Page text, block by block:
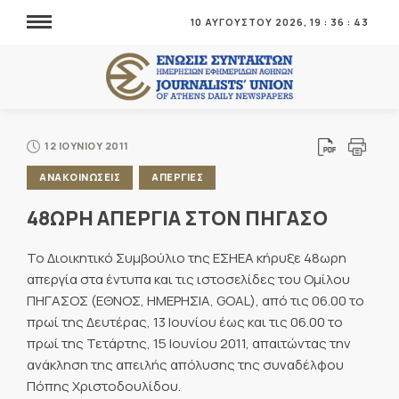
10 ΑΥΓΟΥΣΤΟΥ 2026, 19 : 36 : 43
12 ΙΟΥΝΙΟΥ 2011
ΑΝΑΚΟΙΝΩΣΕΙΣ ΑΠΕΡΓΙΕΣ
48ΩΡΗ ΑΠΕΡΓΙΑ ΣΤΟΝ ΠΗΓΑΣΟ
Το Διοικητικό Συμβούλιο της ΕΣΗΕΑ κήρυξε 48ωρη
απεργία στα έντυπα και τις ιστοσελίδες του Ομίλου
ΠΗΓΑΣΟΣ (ΕΘΝΟΣ, ΗΜΕΡΗΣΙΑ, GOAL), από τις 06.00 το
πρωί της Δευτέρας, 13 Ιουνίου έως και τις 06.00 το
πρωί της Τετάρτης, 15 Ιουνίου 2011, απαιτώντας την
ανάκληση της απειλής απόλυσης της συναδέλφου
Πόπης Χριστοδουλίδου.